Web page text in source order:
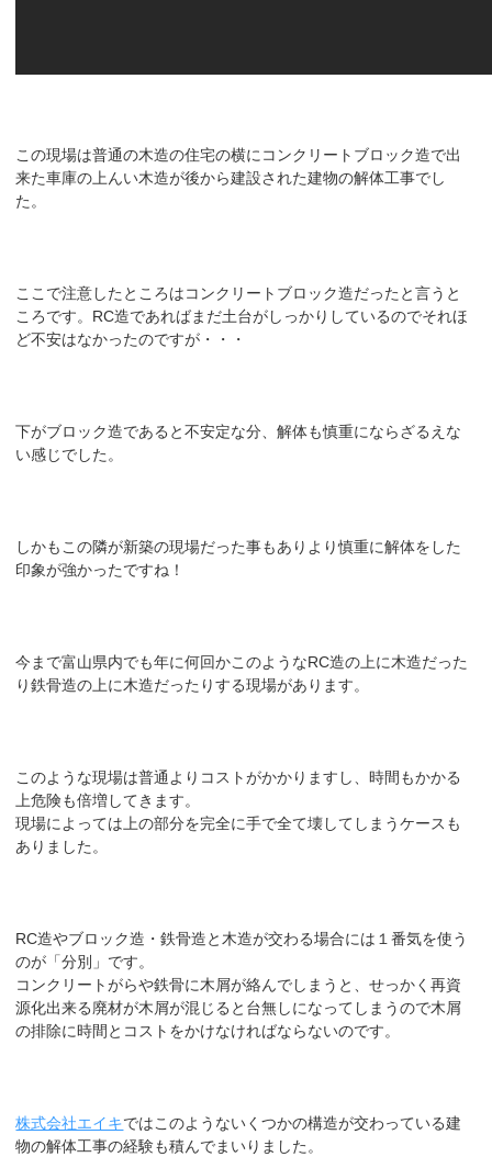
この現場は普通の木造の住宅の横にコンクリートブロック造で出
来た車庫の上んい木造が後から建設された建物の解体工事でし
た。
ここで注意したところはコンクリートブロック造だったと言うと
ころです。RC造であればまだ土台がしっかりしているのでそれほ
ど不安はなかったのですが・・・
下がブロック造であると不安定な分、解体も慎重にならざるえな
い感じでした。
しかもこの隣が新築の現場だった事もありより慎重に解体をした
印象が強かったですね！
今まで富山県内でも年に何回かこのようなRC造の上に木造だった
り鉄骨造の上に木造だったりする現場があります。
このような現場は普通よりコストがかかりますし、時間もかかる
上危険も倍増してきます。
現場によっては上の部分を完全に手で全て壊してしまうケースも
ありました。
RC造やブロック造・鉄骨造と木造が交わる場合には１番気を使う
のが「分別」です。
コンクリートがらや鉄骨に木屑が絡んでしまうと、せっかく再資
源化出来る廃材が木屑が混じると台無しになってしまうので木屑
の排除に時間とコストをかけなければならないのです。
株式会社エイキではこのようないくつかの構造が交わっている建
物の解体工事の経験も積んでまいりました。